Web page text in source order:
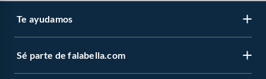
Te ayudamos
Sé parte de falabella.com